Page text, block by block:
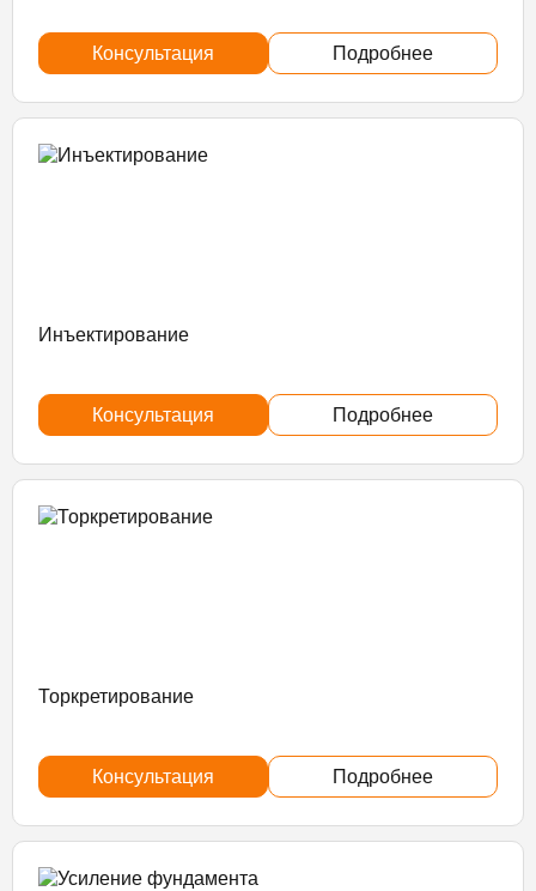
Консультация Подробнее
Инъектирование
Консультация Подробнее
Торкретирование
Консультация Подробнее